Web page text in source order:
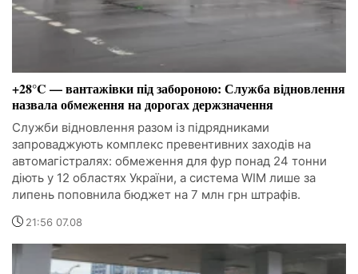
+28°C — вантажівки під забороною: Служба відновлення
назвала обмеження на дорогах держзначення
Служби відновлення разом із підрядниками
запроваджують комплекс превентивних заходів на
автомагістралях: обмеження для фур понад 24 тонни
діють у 12 областях України, а система WIM лише за
липень поповнила бюджет на 7 млн грн штрафів.
21:56 07.08